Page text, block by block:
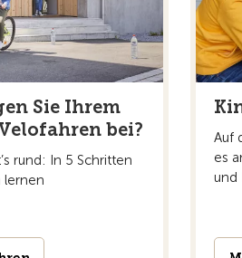
Sie Ihrem
bei?
rund: In 5 Schritten
lernen
Auf
es
und